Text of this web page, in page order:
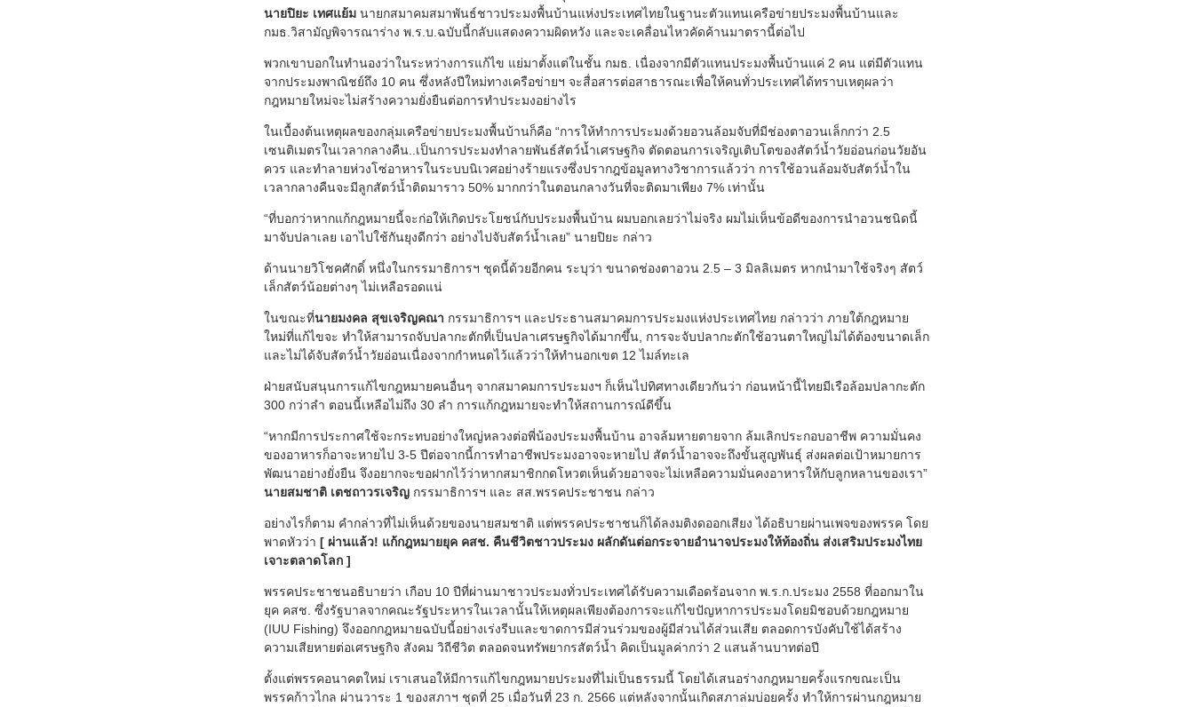
นายปิยะ เทศแย้ม นายกสมาคมสมาพันธ์ชาวประมงพื้นบ้านแห่งประเทศไทยในฐานะตัวแทนเครือข่ายประมงพื้นบ้านและ
กมธ.วิสามัญพิจารณาร่าง พ.ร.บ.ฉบับนี้กลับแสดงความผิดหวัง และจะเคลื่อนไหวคัดค้านมาตรานี้ต่อไป
พวกเขาบอกในทำนองว่าในระหว่างการแก้ไข แย่มาตั้งแต่ในชั้น กมธ. เนื่องจากมีตัวแทนประมงพื้นบ้านแค่ 2 คน แต่มีตัวแทน
จากประมงพาณิชย์ถึง 10 คน ซึ่งหลังปีใหม่ทางเครือข่ายฯ จะสื่อสารต่อสาธารณะเพื่อให้คนทั่วประเทศได้ทราบเหตุผลว่า
กฎหมายใหม่จะไม่สร้างความยั่งยืนต่อการทำประมงอย่างไร
ในเบื้องต้นเหตุผลของกลุ่มเครือข่ายประมงพื้นบ้านก็คือ “การให้ทำการประมงด้วยอวนล้อมจับที่มีช่องตาอวนเล็กกว่า 2.5
เซนติเมตรในเวลากลางคืน..เป็นการประมงทำลายพันธ์สัตว์น้ำเศรษฐกิจ ตัดตอนการเจริญเติบโตของสัตว์น้ำวัยอ่อนก่อนวัยอัน
ควร และทำลายห่วงโซ่อาหารในระบบนิเวศอย่างร้ายแรงซึ่งปรากฎข้อมูลทางวิชาการแล้วว่า การใช้อวนล้อมจับสัตว์น้ำใน
เวลากลางคืนจะมีลูกสัตว์น้ำติดมาราว 50% มากกว่าในตอนกลางวันที่จะติดมาเพียง 7% เท่านั้น
“ที่บอกว่าหากแก้กฎหมายนี้จะก่อให้เกิดประโยชน์กับประมงพื้นบ้าน ผมบอกเลยว่าไม่จริง ผมไม่เห็นข้อดีของการนำอวนชนิดนี้
มาจับปลาเลย เอาไปใช้กันยุงดีกว่า อย่างไปจับสัตว์น้ำเลย” นายปิยะ กล่าว
ด้านนายวิโชคศักดิ์ หนึ่งในกรรมาธิการฯ ชุดนี้ด้วยอีกคน ระบุว่า ขนาดช่องตาอวน 2.5 – 3 มิลลิเมตร หากนำมาใช้จริงๆ สัตว์
เล็กสัตว์น้อยต่างๆ ไม่เหลือรอดแน่
ในขณะที่นายมงคล สุขเจริญคณา กรรมาธิการฯ และประธานสมาคมการประมงแห่งประเทศไทย กล่าวว่า ภายใต้กฎหมาย
ใหม่ที่แก้ไขจะ ทำให้สามารถจับปลากะตักที่เป็นปลาเศรษฐกิจได้มากขึ้น, การจะจับปลากะตักใช้อวนตาใหญ่ไม่ได้ต้องขนาดเล็ก
และไม่ได้จับสัตว์น้ำวัยอ่อนเนื่องจากกำหนดไว้แล้วว่าให้ทำนอกเขต 12 ไมล์ทะเล
ฝ่ายสนับสนุนการแก้ไขกฎหมายคนอื่นๆ จากสมาคมการประมงฯ ก็เห็นไปทิศทางเดียวกันว่า ก่อนหน้านี้ไทยมีเรือล้อมปลากะตัก
300 กว่าลำ ตอนนี้เหลือไม่ถึง 30 ลำ การแก้กฎหมายจะทำให้สถานการณ์ดีขึ้น
“หากมีการประกาศใช้จะกระทบอย่างใหญ่หลวงต่อพี่น้องประมงพื้นบ้าน อาจล้มหายตายจาก ล้มเลิกประกอบอาชีพ ความมั่นคง
ของอาหารก็อาจะหายไป 3-5 ปีต่อจากนี้การทำอาชีพประมงอาจจะหายไป สัตว์น้ำอาจจะถึงขั้นสูญพันธุ์ ส่งผลต่อเป้าหมายการ
พัฒนาอย่างยั่งยืน จึงอยากจะขอฝากไว้ว่าหากสมาชิกกดโหวตเห็นด้วยอาจจะไม่เหลือความมั่นคงอาหารให้กับลูกหลานของเรา”
นายสมชาติ เตชถาวรเจริญ กรรมาธิการฯ และ สส.พรรคประชาชน กล่าว
อย่างไรก็ตาม คำกล่าวที่ไม่เห็นด้วยของนายสมชาติ แต่พรรคประชาชนก็ได้ลงมติงดออกเสียง ได้อธิบายผ่านเพจของพรรค โดย
พาดหัวว่า [ ผ่านแล้ว! แก้กฎหมายยุค คสช. คืนชีวิตชาวประมง ผลักดันต่อกระจายอำนาจประมงให้ท้องถิ่น ส่งเสริมประมงไทย
เจาะตลาดโลก ]
พรรคประชาชนอธิบายว่า เกือบ 10 ปีที่ผ่านมาชาวประมงทั่วประเทศได้รับความเดือดร้อนจาก พ.ร.ก.ประมง 2558 ที่ออกมาใน
ยุค คสช. ซึ่งรัฐบาลจากคณะรัฐประหารในเวลานั้นให้เหตุผลเพียงต้องการจะแก้ไขปัญหาการประมงโดยมิชอบด้วยกฎหมาย
(IUU Fishing) จึงออกกฎหมายฉบับนี้อย่างเร่งรีบและขาดการมีส่วนร่วมของผู้มีส่วนได้ส่วนเสีย ตลอดการบังคับใช้ได้สร้าง
ความเสียหายต่อเศรษฐกิจ สังคม วิถีชีวิต ตลอดจนทรัพยากรสัตว์น้ำ คิดเป็นมูลค่ากว่า 2 แสนล้านบาทต่อปี
ตั้งแต่พรรคอนาคตใหม่ เราเสนอให้มีการแก้ไขกฎหมายประมงที่ไม่เป็นธรรมนี้ โดยได้เสนอร่างกฎหมายครั้งแรกขณะเป็น
พรรคก้าวไกล ผ่านวาระ 1 ของสภาฯ ชุดที่ 25 เมื่อวันที่ 23 ก. 2566 แต่หลังจากนั้นเกิดสภาล่มบ่อยครั้ง ทำให้การผ่านกฎหมาย